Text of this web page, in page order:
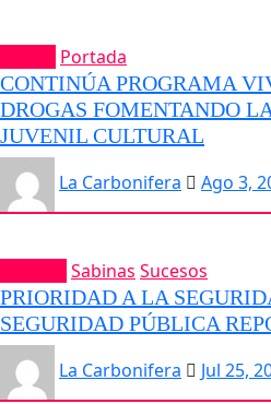
Portada
CONTINÚA PROGRAMA
DROGAS FOMENTANDO
JUVENIL CULTURAL
La Carbonifera
Ago 3,
Sabinas Sucesos
PRIORIDAD A LA
SEGURIDAD PÚBLICA
La Carbonifera
Jul 25,